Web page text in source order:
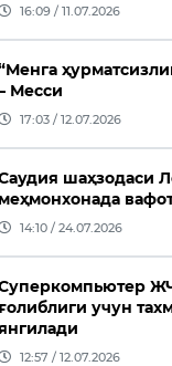
16:09 / 11.07.2026
Месси
17:03 / 12.07.2026
шаҳзодаси
меҳмонхонада
14:10 / 24.07.2026
учун
12:57 / 12.07.2026